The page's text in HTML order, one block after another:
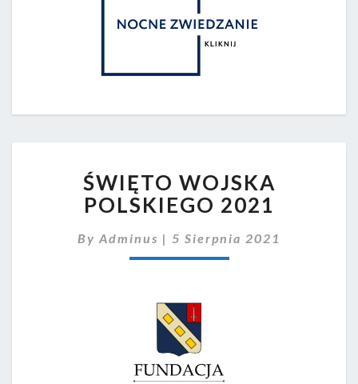
WOJSKA
POLSKIEGO
2021
ŚWIĘTO WOJSKA
POLSKIEGO 2021
By Adminus | 5 Sierpnia 2021